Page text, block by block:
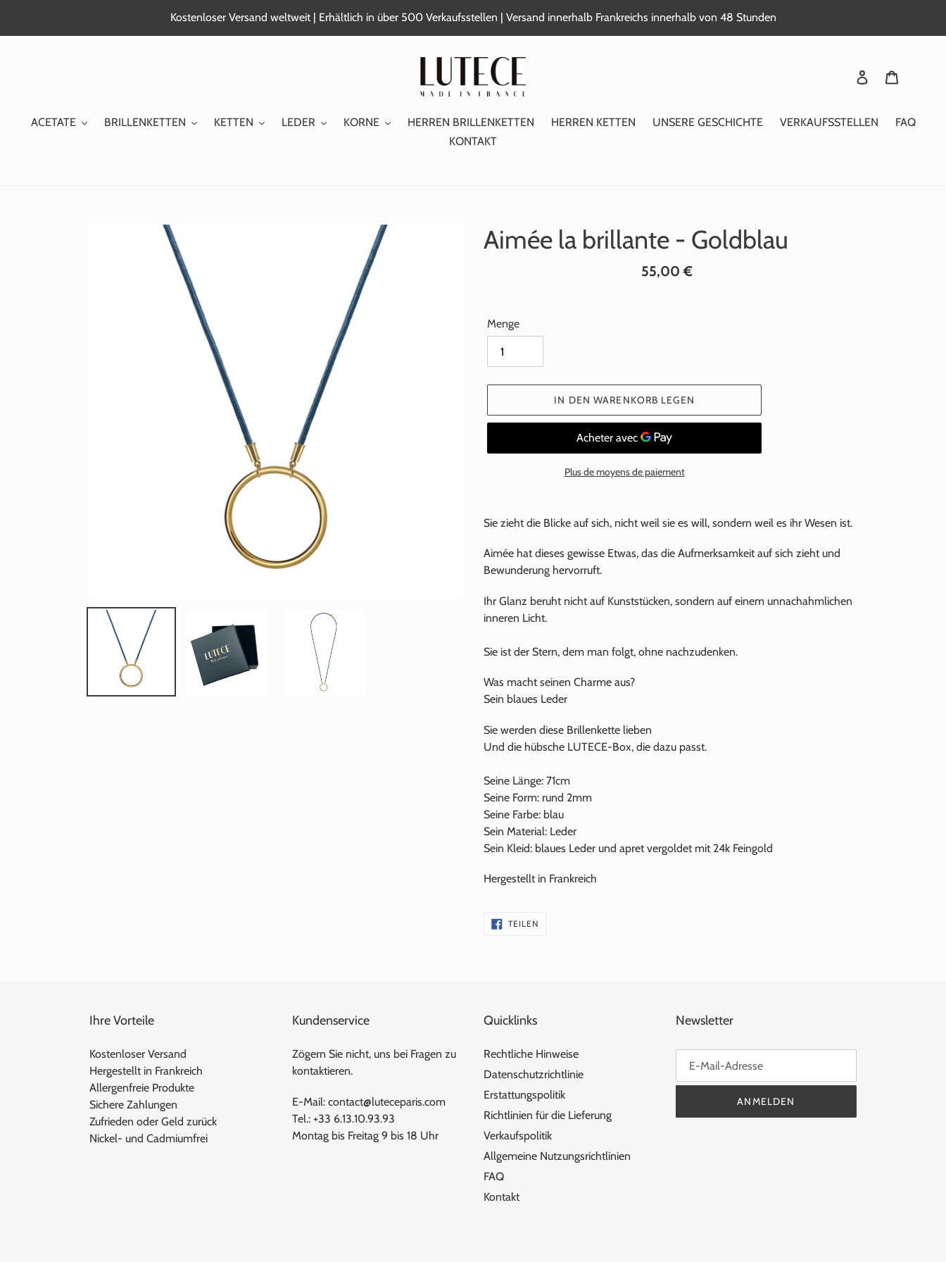
Kostenloser Versand weltweit | Erhältlich in über 500 Verkaufsstellen | Versand innerhalb Frankreichs innerhalb von 48 Stunden
Sich anmelden
ACETATE BRILLENKETTEN KETTEN LEDER KORNE HERREN BRILLENKETTEN HERREN KETTEN UNSERE GESCHICHTE VERKAUFSSTELLEN
FAQ
KONTAKT
Aimée la brillante - Goldblau
Normaler
55,00 €
Menge
IN DEN WARENKORB LEGEN
Plus de moyens de paiement
eines
zu
Ihrem
Sie zieht die Blicke auf sich, nicht weil sie es will, sondern weil es ihr Wesen ist.
Aimée hat dieses gewisse Etwas, das die Aufmerksamkeit auf sich zieht und
Bewunderung hervorruft.
Ihr Glanz beruht nicht auf Kunststücken, sondern auf einem unnachahmlichen
inneren Licht.
Sie ist der Stern, dem man folgt, ohne nachzudenken.
Was macht seinen Charme aus?
Sein blaues Leder
Sie werden diese Brillenkette lieben
Und die hübsche LUTECE-Box, die dazu passt.
Seine Länge: 71cm
Seine Form: rund 2mm
Seine Farbe: blau
Sein Material: Leder
Sein Kleid: blaues Leder und apret vergoldet mit 24k Feingold
Hergestellt in Frankreich
TEILENAUF
FACEBOOK
Ihre Vorteile
Kostenloser Versand
Hergestellt in Frankreich
Allergenfreie Produkte
Sichere Zahlungen
Zufrieden oder Geld zurück
Nickel- und Cadmiumfrei
Kundenservice
Zögern Sie nicht, uns bei Fragen zu
kontaktieren.
E-Mail: contact@luteceparis.com
Tel.: +33 6.13.10.93.93
Montag bis Freitag 9 bis 18 Uhr
Quicklinks
Rechtliche Hinweise
Datenschutzrichtlinie
Erstattungspolitik
Richtlinien für die Lieferung
Verkaufspolitik
Allgemeine Nutzungsrichtlinien
FAQ
Kontakt
Newsletter
ANMELDEN